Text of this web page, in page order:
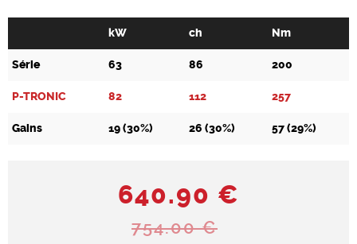
kW ch Nm
Série 63 86 200
P-TRONIC 82 112 257
Gains 19 (30%) 26 (30%) 57 (29%)
640.90 €
754.00 €